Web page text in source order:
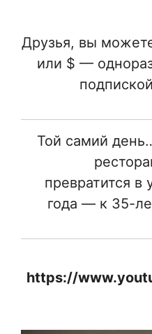
Друзья, вы
или $ —
«Той самий
превратится в
года — к 35-
https://